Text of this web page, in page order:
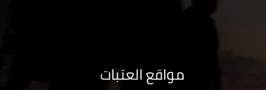
مواقع العتبات